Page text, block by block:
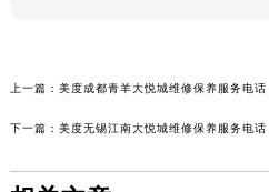
上一篇： 美度成都青羊大悦城维修保养服务电话
下一篇： 美度无锡江南大悦城维修保养服务电话